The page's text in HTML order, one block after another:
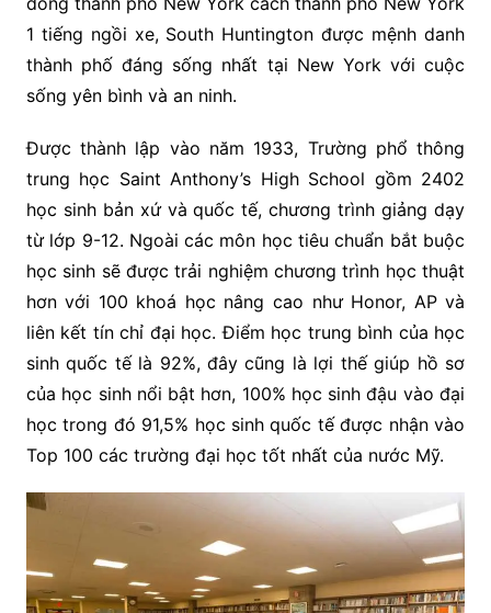
1 tiếng ngồi xe, South Huntington được mệnh danh
thành phố đáng sống nhất tại New York với cuộc
sống yên bình và an ninh.
Được thành lập vào năm 1933, Trường phổ thông
trung học Saint Anthony’s High School gồm 2402
học sinh bản xứ và quốc tế, chương trình giảng dạy
từ lớp 9-12. Ngoài các môn học tiêu chuẩn bắt buộc
học sinh sẽ được trải nghiệm chương trình học thuật
hơn với 100 khoá học nâng cao như Honor, AP và
liên kết tín chỉ đại học. Điểm học trung bình của học
sinh quốc tế là 92%, đây cũng là lợi thế giúp hồ sơ
của học sinh nổi bật hơn, 100% học sinh đậu vào đại
học trong đó 91,5% học sinh quốc tế được nhận vào
Top 100 các trường đại học tốt nhất của nước Mỹ.